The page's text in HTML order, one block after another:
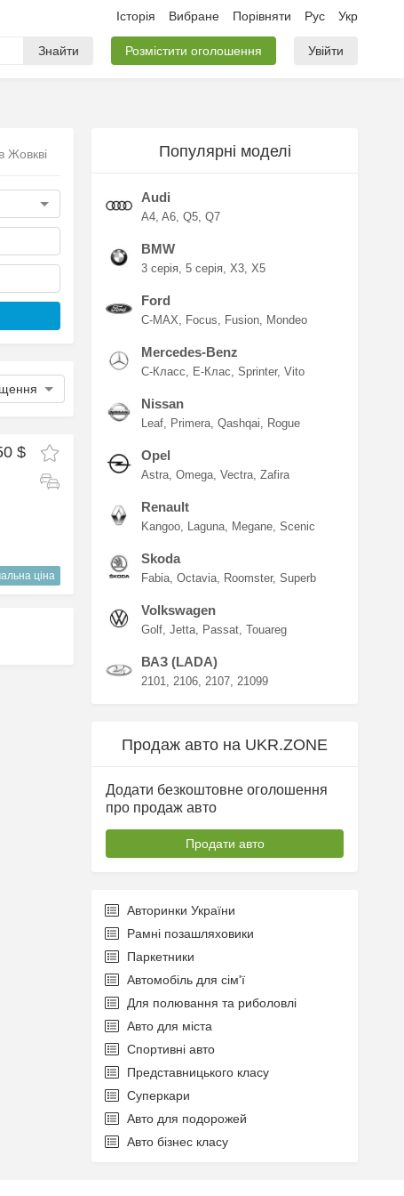
Історія Вибране Порівняти Рус Укр
Знайти Розмістити оголошення Увійти
Жовкві
$
ціна
Популярні моделі
Audi
A4 A6 Q5 Q7
BMW
3 серія 5 серія X3 X5
Ford
C-MAX Focus Fusion Mondeo
Mercedes-Benz
C-Класс E-Клас Sprinter Vito
Nissan
Leaf Primera Qashqai Rogue
Opel
Astra Omega Vectra Zafira
Renault
Kangoo Laguna Megane Scenic
Skoda
Fabia Octavia Roomster Superb
Volkswagen
Golf Jetta Passat Touareg
ВАЗ (LADA)
2101 2106 2107 21099
Продаж авто на UKR.ZONE
Додати безкоштовне оголошення
про продаж авто
Продати авто
Авторинки України
Рамні позашляховики
Паркетники
Автомобіль для сім'ї
Для полювання та риболовлі
Авто для міста
Спортивні авто
Представницького класу
Суперкари
Авто для подорожей
Авто бізнес класу